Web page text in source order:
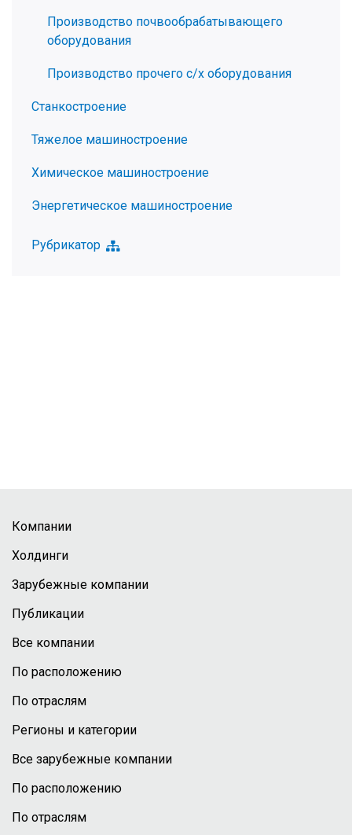
Производство почвообрабатывающего
оборудования
Производство прочего с/х оборудования
Станкостроение
Тяжелое машиностроение
Химическое машиностроение
Энергетическое машиностроение
Рубрикатор
Компании
Холдинги
Зарубежные компании
Публикации
Все компании
По расположению
По отраслям
Регионы и категории
Все зарубежные компании
По расположению
По отраслям